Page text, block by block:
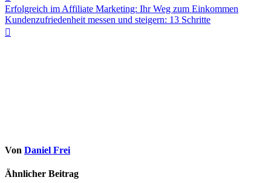
Erfolgreich im Affiliate Marketing: Ihr Weg zum Einkommen
Kundenzufriedenheit messen und steigern: 13 Schritte
Von Daniel Frei
Ähnlicher Beitrag